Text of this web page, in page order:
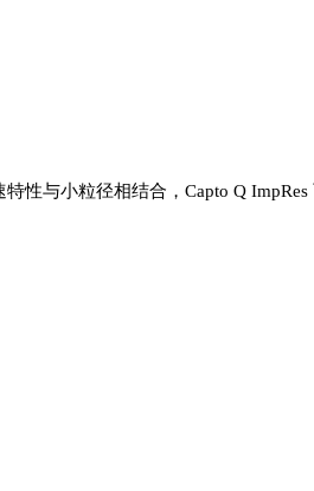
性与小粒径相结合，Capto Q ImpRes